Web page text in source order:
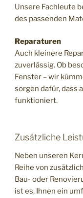
Unsere Fachleute
des passenden
Reparaturen
Auch kleinere
zuverlässig. Ob
Fenster – wir
sorgen dafür, dass
funktioniert.
Zusätzliche
Neben unseren
Reihe von
Bau- oder
ist es, Ihnen ein